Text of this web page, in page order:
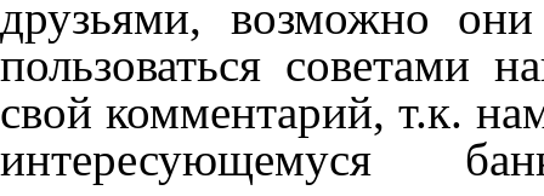
друзьями, возможно
пользоваться советами
свой комментарий, т.к.
интересующемуся